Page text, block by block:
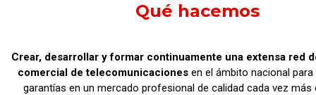
Qué hacemos
Crear, desarrollar y formar continuamente una extensa red
comercial de telecomunicacionesen el ámbito nacional
garantías en un mercado profesional de calidad cada vez más